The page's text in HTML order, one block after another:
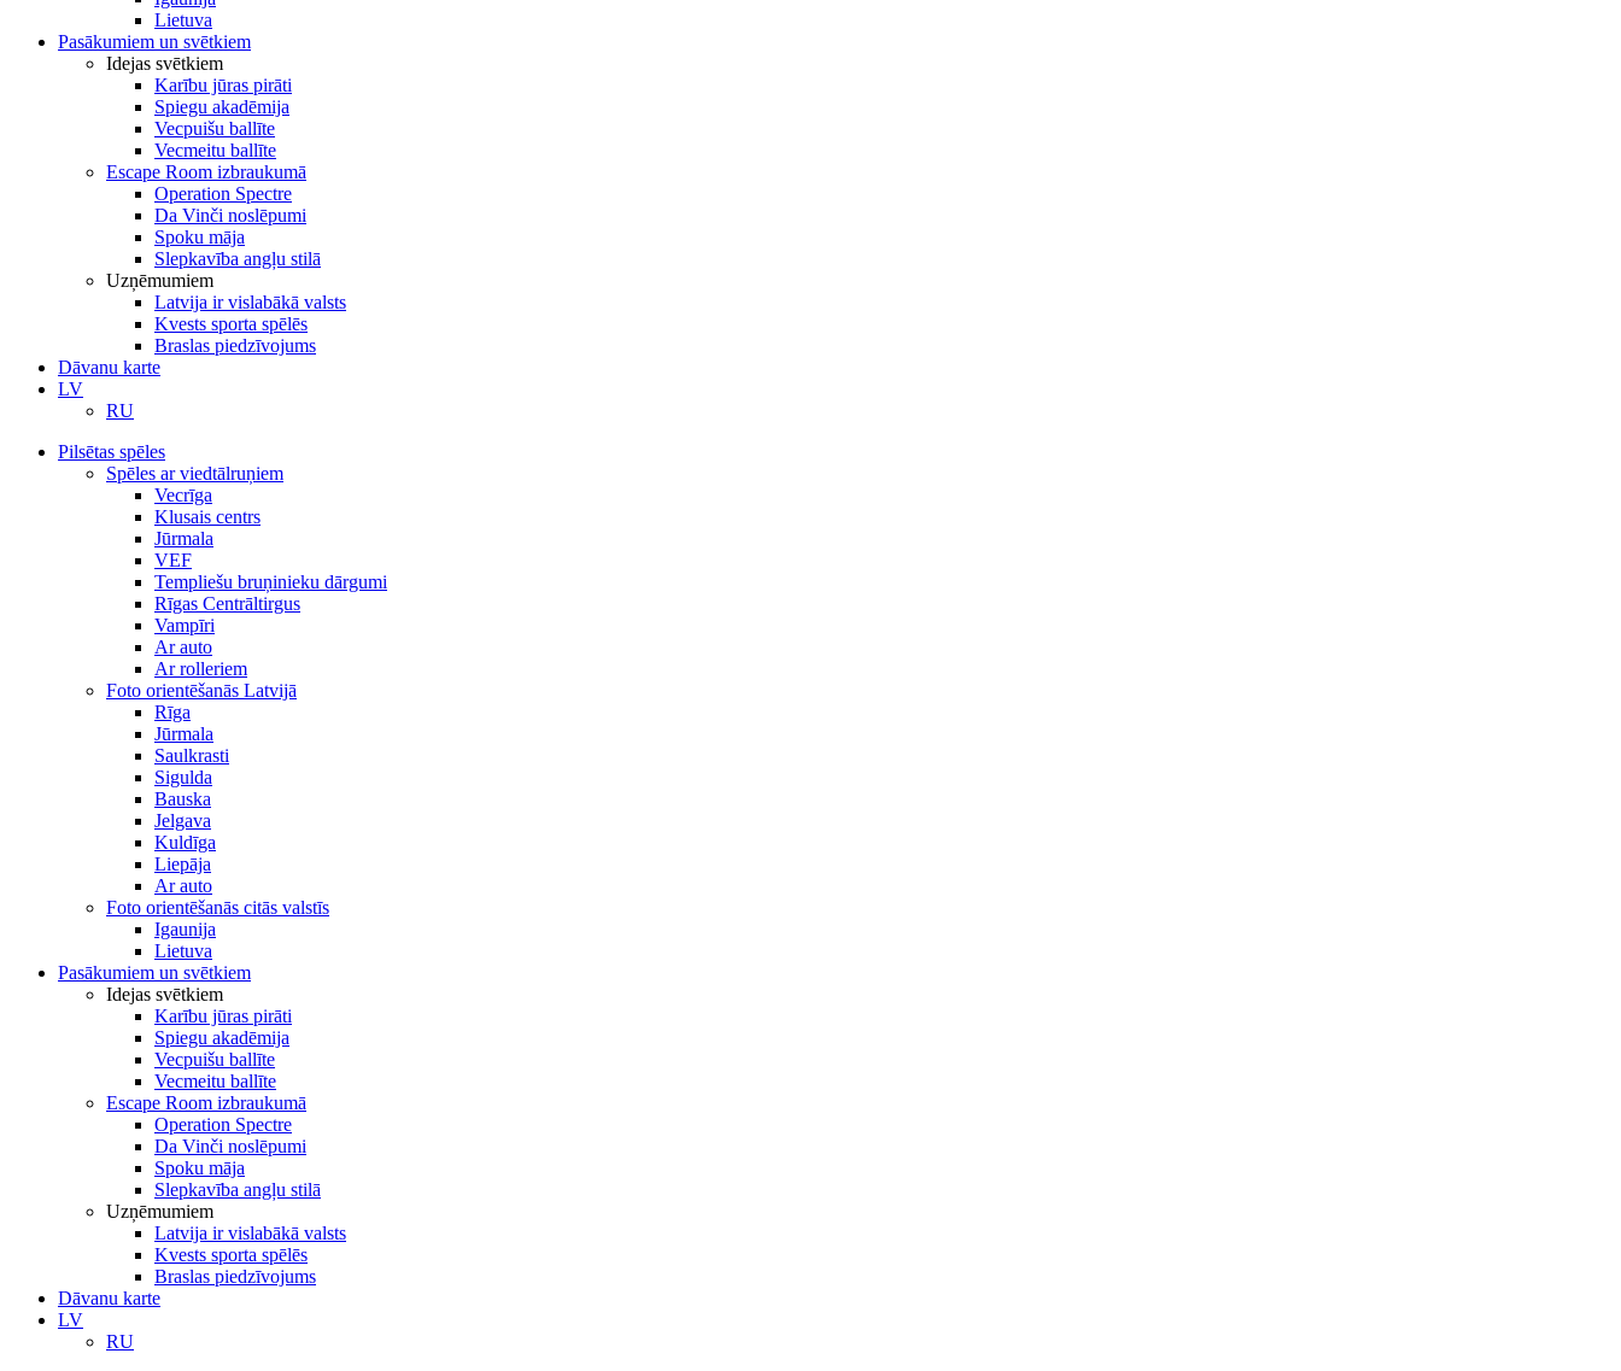
Lietuva
Pasākumiem un svētkiem
Idejas svētkiem
Karību jūras pirāti
Spiegu akadēmija
Vecpuišu ballīte
Vecmeitu ballīte
Escape Room izbraukumā
Operation Spectre
Da Vinči noslēpumi
Spoku māja
Slepkavība angļu stilā
Uzņēmumiem
Latvija ir vislabākā valsts
Kvests sporta spēlēs
Braslas piedzīvojums
Dāvanu karte
LV
RU
Pilsētas spēles
Spēles ar viedtālruņiem
Vecrīga
Klusais centrs
Jūrmala
VEF
Templiešu bruņinieku dārgumi
Rīgas Centrāltirgus
Vampīri
Ar auto
Ar rolleriem
Foto orientēšanās Latvijā
Rīga
Jūrmala
Saulkrasti
Sigulda
Bauska
Jelgava
Kuldīga
Liepāja
Ar auto
Foto orientēšanās citās valstīs
Igaunija
Lietuva
Pasākumiem un svētkiem
Idejas svētkiem
Karību jūras pirāti
Spiegu akadēmija
Vecpuišu ballīte
Vecmeitu ballīte
Escape Room izbraukumā
Operation Spectre
Da Vinči noslēpumi
Spoku māja
Slepkavība angļu stilā
Uzņēmumiem
Latvija ir vislabākā valsts
Kvests sporta spēlēs
Braslas piedzīvojums
Dāvanu karte
LV
RU